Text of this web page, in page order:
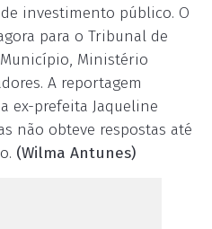
investimento público. O
para o Tribunal de
Ministério
A reportagem
ex-prefeita Jaqueline
não obteve respostas até
(Wilma Antunes)